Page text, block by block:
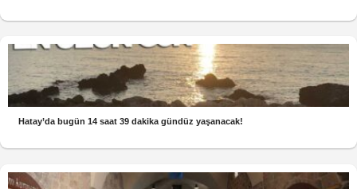
Hatay’da bugün 14 saat 39 dakika gündüz yaşanacak!